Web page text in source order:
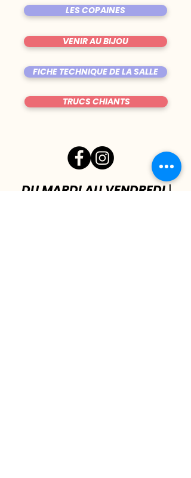
LES COPAINES
VENIR AU BIJOU
FICHE TECHNIQUE DE LA SALLE
TRUCS CHIANTS
DU MARDI AU VENDREDI|